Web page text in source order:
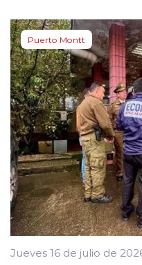
Puerto Montt
Jueves 16 de julio de